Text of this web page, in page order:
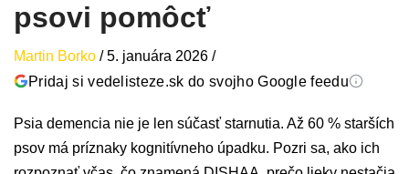
psovi pomôcť
Martin Borko /5. januára 2026 /
Pridaj si vedelisteze.sk do svojho Google feedu
Psia demencia nie je len súčasť starnutia. Až 60 % starších
psov má príznaky kognitívneho úpadku. Pozri sa, ako ich